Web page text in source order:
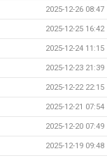
2025-12-26 08:47
2025-12-25 16:42
2025-12-24 11:15
2025-12-23 21:39
2025-12-22 22:15
2025-12-21 07:54
2025-12-20 07:49
2025-12-19 09:48